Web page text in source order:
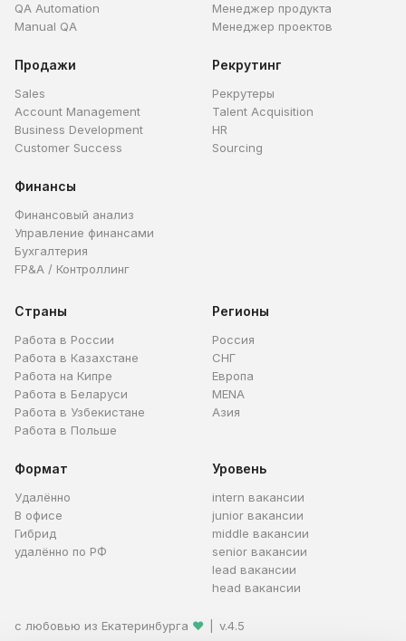
QA Automation
Manual QA
Менеджер продукта
Менеджер проектов
Продажи
Sales
Account Management
Business Development
Customer Success
Рекрутинг
Рекрутеры
Talent Acquisition
HR
Sourcing
Финансы
Финансовый анализ
Управление финансами
Бухгалтерия
FP&A / Контроллинг
Страны
Работа в России
Работа в Казахстане
Работа на Кипре
Работа в Беларуси
Работа в Узбекистане
Работа в Польше
Регионы
Россия
СНГ
Европа
MENA
Азия
Формат
Удалённо
В офисе
Гибрид
удалённо по РФ
Уровень
intern вакансии
junior вакансии
middle вакансии
senior вакансии
lead вакансии
head вакансии
с любовью из Екатеринбурга ❤
v.4.5